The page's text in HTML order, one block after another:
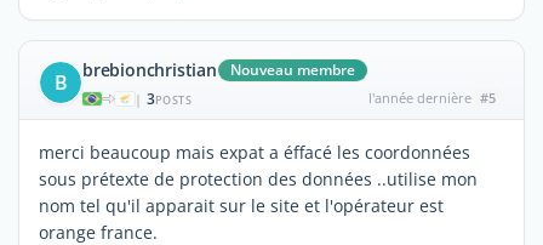
B brebionchristian Nouveau membre
| 3POSTS l'année dernière #5
merci beaucoup mais expat a éffacé les coordonnées
sous prétexte de protection des données ..utilise mon
nom tel qu'il apparait sur le site et l'opérateur est
orange france.